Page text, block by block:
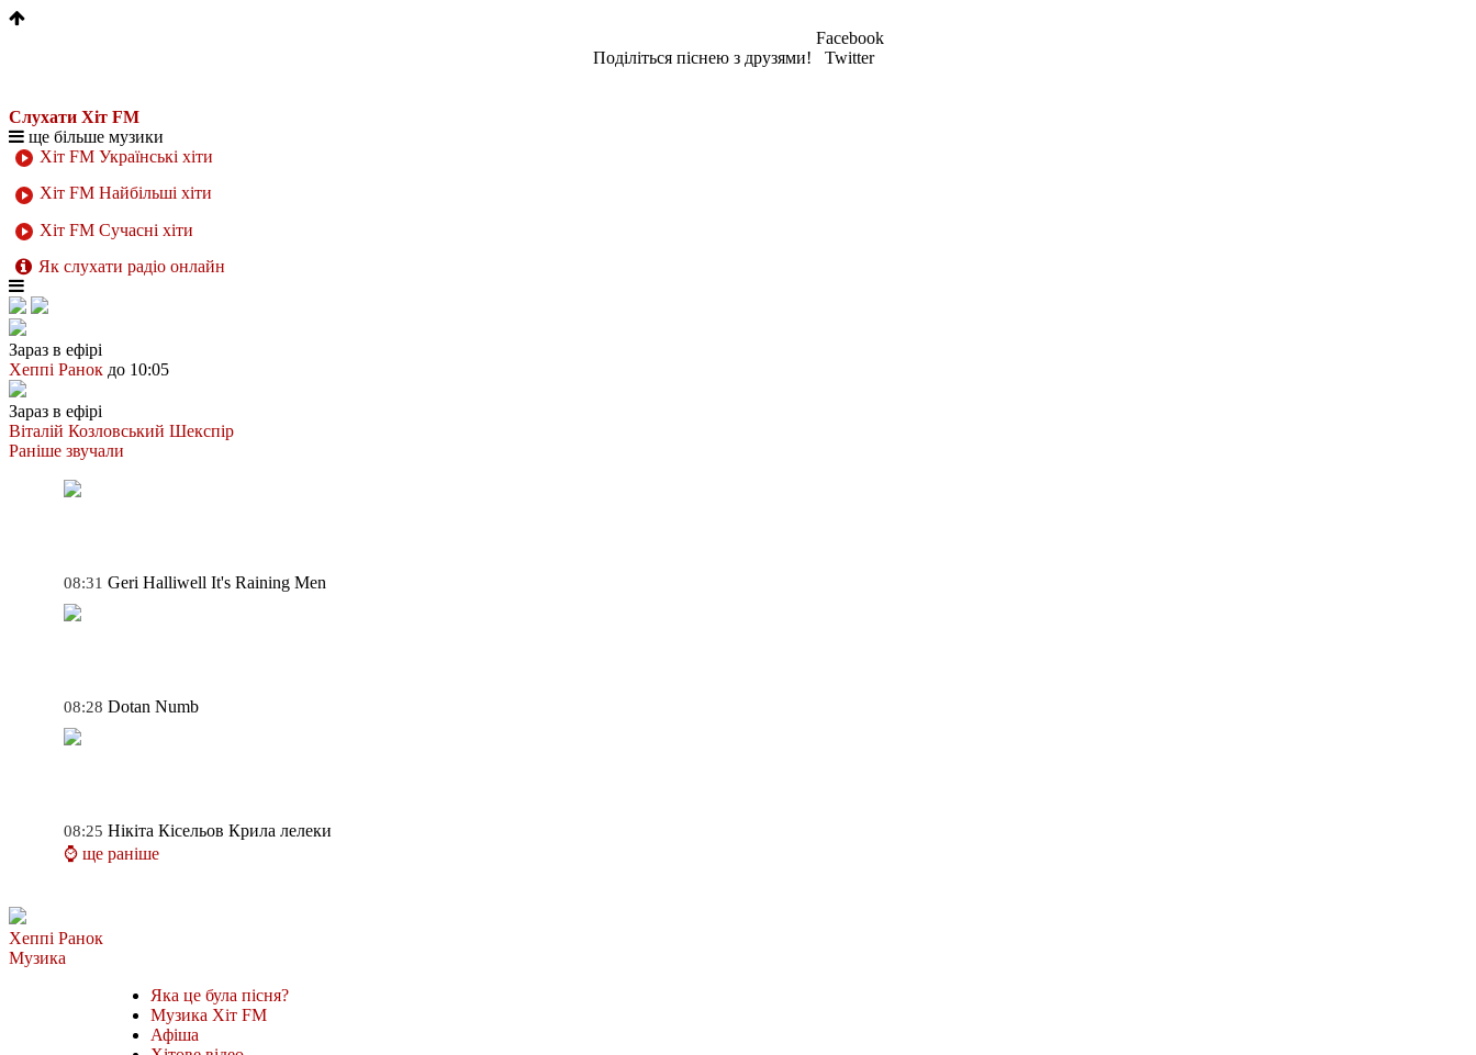
Поділіться піснею з друзями!
Facebook
Twitter
Слухати Хіт FM
ще більше музики
Хіт FM Українські хіти
Хіт FM Найбільші хіти
Хіт FM Сучасні хіти
Як слухати радіо онлайн
Зараз в ефірі
Хеппі Ранок до 10:05
Зараз в ефірі
Віталій Козловський Шекспір
Раніше звучали
08:31 Geri Halliwell It's Raining Men
08:28 Dotan Numb
08:25 Нікіта Кісельов Крила лелеки
⌚ ще раніше
Хеппі Ранок
Музика
Яка це була пісня?
Музика Хіт FM
Афіша